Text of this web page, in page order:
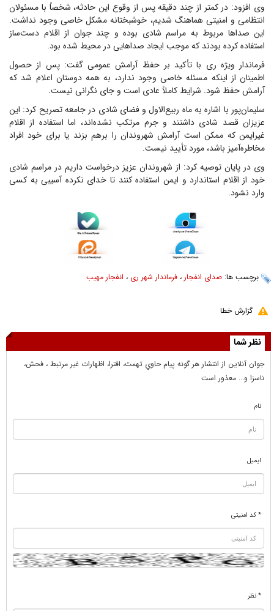
وی افزود: در کمتر از چند دقیقه پس از وقوع این حادثه، شخصاً با مسئولان
انتظامی و امنیتی هماهنگ شدیم، خوشبختانه مشکل خاصی وجود نداشت.
این صدا‌ها مربوط به مراسم شادی بوده و چند جوان از اقلام دست‌ساز
استفاده کرده بودند که موجب ایجاد صدا‌هایی در محیط شده بود.
فرماندار ویژه ری با تأکید بر حفظ آرامش عمومی گفت: پس از حصول
اطمینان از اینکه مسئله خاصی وجود ندارد، به همه دوستان اعلام شد که
آرامش حفظ شود. شرایط کاملاً عادی است و جای نگرانی نیست.
سلیمان‌پور با اشاره به ماه ربیع‌الاول و فضای شادی در جامعه تصریح کرد: این
عزیزان قصد شادی داشتند و جرم مرتکب نشده‌اند، اما استفاده از اقلام
غیرایمن که ممکن است آرامش شهروندان را برهم بزند یا برای خود افراد
مخاطره‌آمیز باشد، مورد تأیید نیست.
وی در پایان توصیه کرد: از شهروندان عزیز درخواست داریم در مراسم شادی
خود از اقلام استاندارد و ایمن استفاده کنند تا خدای نکرده آسیبی به کسی
وارد نشود.
برچسب ها: صدای انفجار ، فرماندار شهر ری ، انفجار مهیب
گزارش خطا
نظر شما
جوان آنلاين از انتشار هر گونه پيام حاوي تهمت، افترا، اظهارات غير مرتبط ، فحش،
ناسزا و... معذور است
نام
ایمیل
* کد امنیتی
* نظر